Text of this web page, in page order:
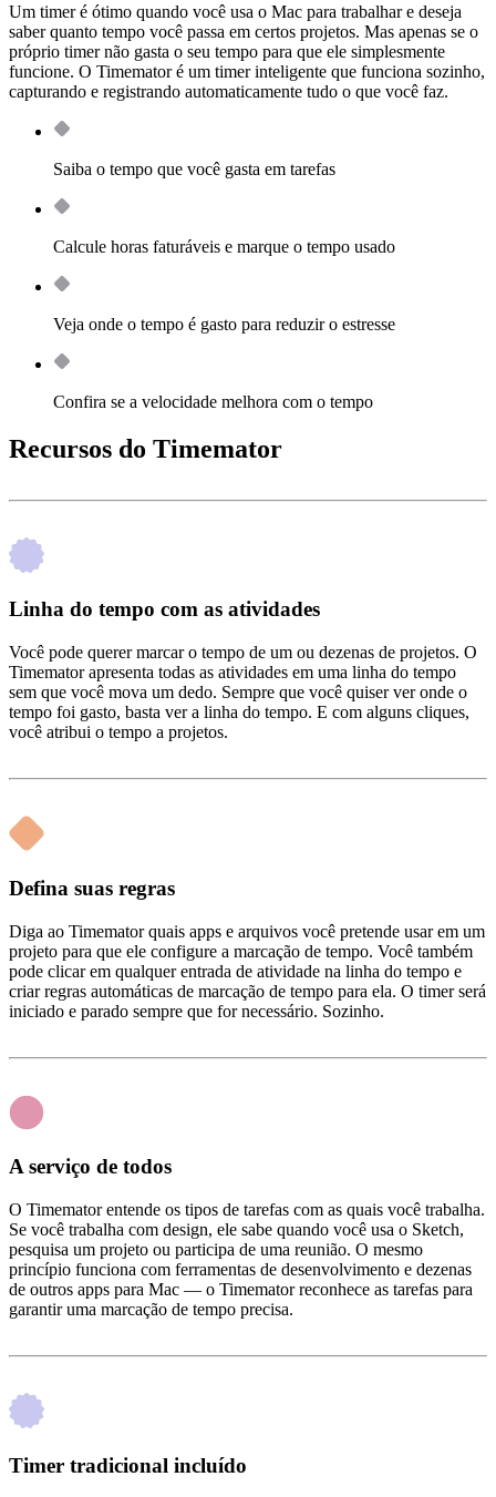
Um timer é ótimo quando você usa o Mac para trabalhar e deseja
saber quanto tempo você passa em certos projetos. Mas apenas se o
próprio timer não gasta o seu tempo para que ele simplesmente
funcione. O Timemator é um timer inteligente que funciona sozinho,
capturando e registrando automaticamente tudo o que você faz.
Saiba o tempo que você gasta em tarefas
Calcule horas faturáveis e marque o tempo usado
Veja onde o tempo é gasto para reduzir o estresse
Confira se a velocidade melhora com o tempo
Recursos do Timemator
Linha do tempo com as atividades
Você pode querer marcar o tempo de um ou dezenas de projetos. O
Timemator apresenta todas as atividades em uma linha do tempo
sem que você mova um dedo. Sempre que você quiser ver onde o
tempo foi gasto, basta ver a linha do tempo. E com alguns cliques,
você atribui o tempo a projetos.
Defina suas regras
Diga ao Timemator quais apps e arquivos você pretende usar em um
projeto para que ele configure a marcação de tempo. Você também
pode clicar em qualquer entrada de atividade na linha do tempo e
criar regras automáticas de marcação de tempo para ela. O timer será
iniciado e parado sempre que for necessário. Sozinho.
A serviço de todos
O Timemator entende os tipos de tarefas com as quais você trabalha.
Se você trabalha com design, ele sabe quando você usa o Sketch,
pesquisa um projeto ou participa de uma reunião. O mesmo
princípio funciona com ferramentas de desenvolvimento e dezenas
de outros apps para Mac — o Timemator reconhece as tarefas para
garantir uma marcação de tempo precisa.
Timer tradicional incluído